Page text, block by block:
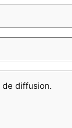
de diffusion.